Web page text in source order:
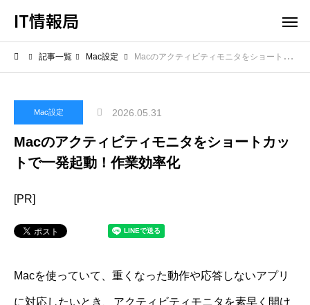
IT情報局
記事一覧 Mac設定 Macのアクティビティモニタをショートカットで一発起動！作業効率化
Mac設定 2026.05.31
Macのアクティビティモニタをショートカッ
トで一発起動！作業効率化
[PR]
Macを使っていて、重くなった動作や応答しないアプリ
に対応したいとき、アクティビティモニタを素早く開け